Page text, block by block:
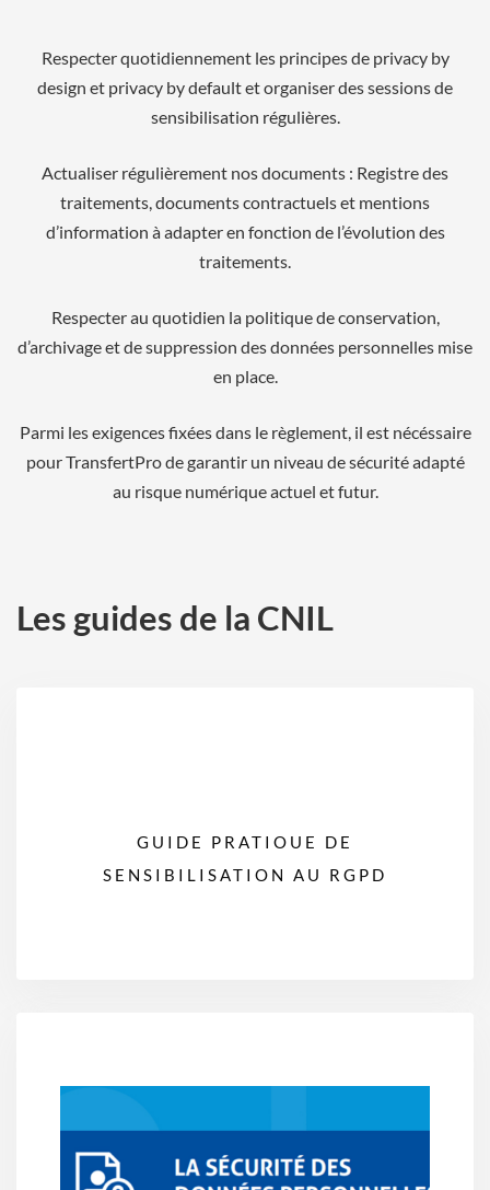
Respecter quotidiennement les principes de privacy by
design et privacy by default et organiser des sessions de
sensibilisation régulières.
Actualiser régulièrement nos documents : Registre des
traitements, documents contractuels et mentions
d’information à adapter en fonction de l’évolution des
traitements.
Respecter au quotidien la politique de conservation,
d’archivage et de suppression des données personnelles mise
en place.
Parmi les exigences fixées dans le règlement, il est nécéssaire
pour TransfertPro de garantir un niveau de sécurité adapté
au risque numérique actuel et futur.
Les guides de la CNIL
GUIDE PRATIOUE DE
SENSIBILISATION AU RGPD